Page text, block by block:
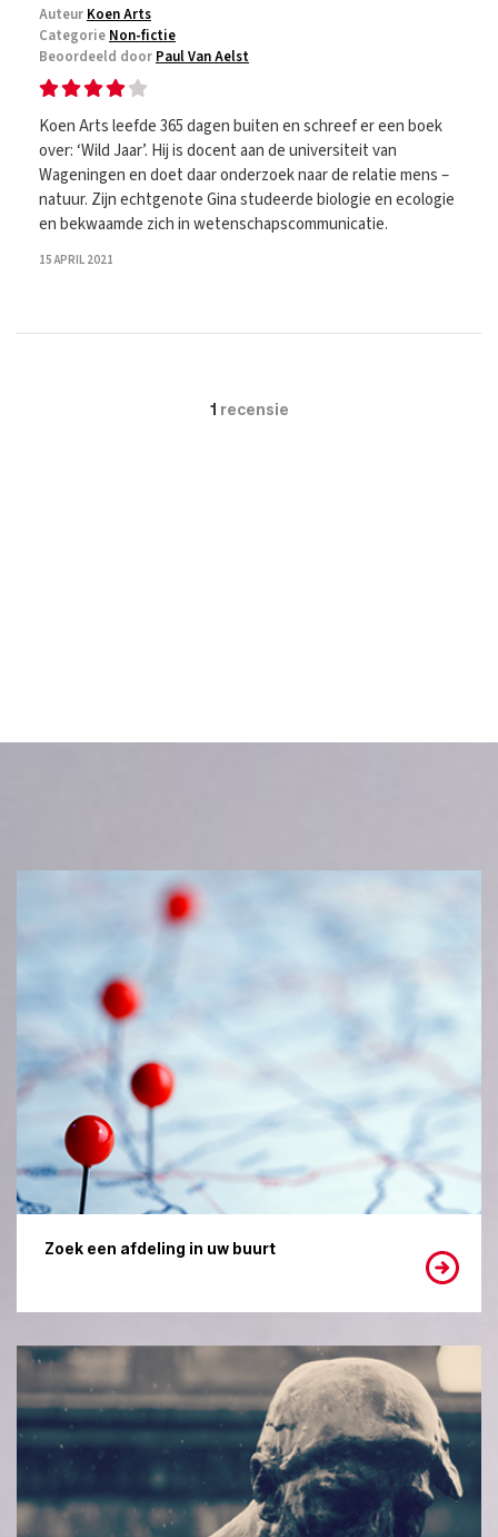
Auteur Koen Arts
Categorie Non-fictie
Beoordeeld door Paul Van Aelst
Koen Arts leefde 365 dagen buiten en schreef er een boek
over: ‘Wild Jaar’. Hij is docent aan de universiteit van
Wageningen en doet daar onderzoek naar de relatie mens –
natuur. Zijn echtgenote Gina studeerde biologie en ecologie
en bekwaamde zich in wetenschapscommunicatie.
15 APRIL 2021
1 recensie
Zoek een afdeling in uw buurt